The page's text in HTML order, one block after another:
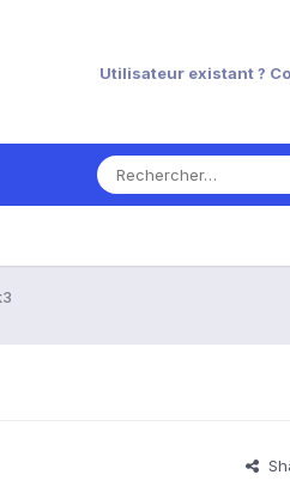
Utilisateur existant ?